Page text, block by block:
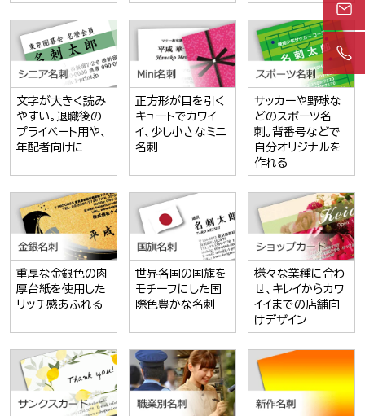
文字が大きく読み
やすい。退職後の
プライベート用や、
年配者向けに
正方形が目を引く
キュートでカワイ
イ、少し小さなミニ
名刺
サッカーや野球な
どのスポーツ名
刺。背番号などで
自分オリジナルを
作れる
重厚な金銀色の肉
厚台紙を使用した
リッチ感あふれる
世界各国の国旗を
モチーフにした国
際色豊かな名刺
様々な業種に合わ
せ、キレイからカワ
イイまでの店舗向
けデザイン